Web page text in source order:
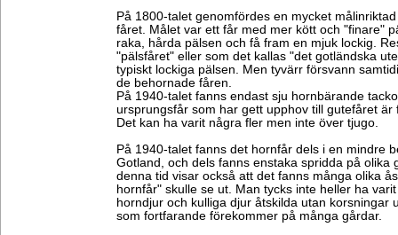
På 1800-talet genomfördes en mycket
fåret. Målet var ett får med mer kött och "finare"
raka, hårda pälsen och få fram en mjuk lockig.
"pälsfåret" eller som det kallas "det gotländska
typiskt lockiga pälsen. Men tyvärr försvann
de behornade fåren.
På 1940-talet fanns endast sju hornbärande
ursprungsfår som har gett upphov till gutefåret är
Det kan ha varit några fler men inte över tjugo.
På 1940-talet fanns det hornfår dels i en mindre
Gotland, och dels fanns enstaka spridda på olika
denna tid visar också att det fanns många olika
hornfår" skulle se ut. Man tycks inte heller ha
horndjur och kulliga djur åtskilda utan korsningar
som fortfarande förekommer på många gårdar.